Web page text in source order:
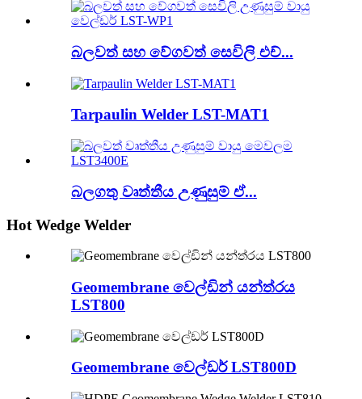
බලවත් සහ වේගවත් සෙවිලි එච්...
Tarpaulin Welder LST-MAT1
බලගතු වෘත්තීය උණුසුම් ඒ...
Hot Wedge Welder
Geomembrane වෙල්ඩින් යන්ත්රය
LST800
Geomembrane වෙල්ඩර් LST800D